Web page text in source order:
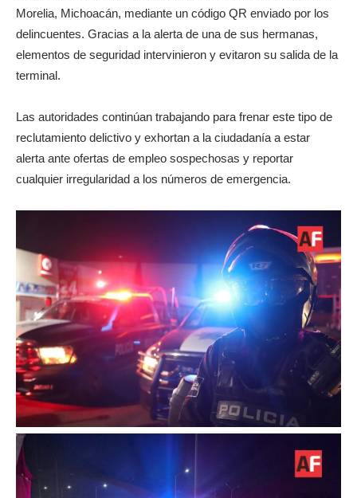
Morelia, Michoacán, mediante un código QR enviado por los
delincuentes. Gracias a la alerta de una de sus hermanas,
elementos de seguridad intervinieron y evitaron su salida de la
terminal.
Las autoridades continúan trabajando para frenar este tipo de
reclutamiento delictivo y exhortan a la ciudadanía a estar
alerta ante ofertas de empleo sospechosas y reportar
cualquier irregularidad a los números de emergencia.